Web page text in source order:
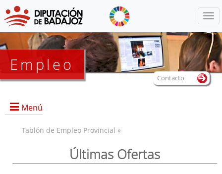
Empleo
Menú
Tablón de Empleo Provincial »
Últimas Ofertas
Contacto